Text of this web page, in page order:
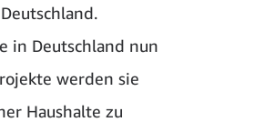
in Deutschland nun
werden sie
Haushalte zu